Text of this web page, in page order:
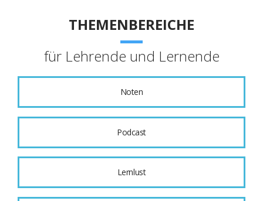
THEMENBEREICHE
für Lehrende und Lernende
Noten
Podcast
Lernlust